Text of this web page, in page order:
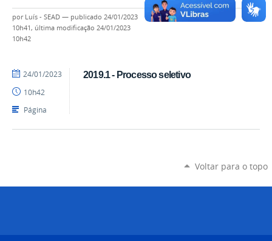
por Luís - SEAD — publicado 24/01/2023
10h41, última modificação 24/01/2023
10h42
2019.1 - Processo seletivo
por
-
SEAD
publicado
24/01/2023
10h42
Página
Voltar para o topo